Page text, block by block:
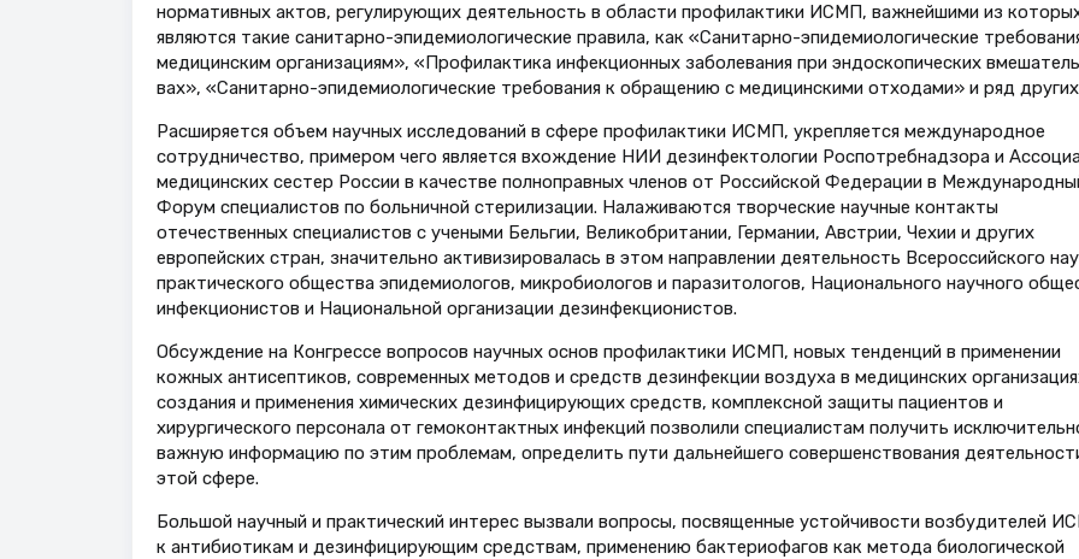
нормативных актов, регулирующих деятельность в области профилактики ИСМП, важнейшими из
являются такие санитарно-эпидемиологические правила, как «Санитарно-эпидемиологические
медицинским организациям», «Профилактика инфекционных заболевания при эндоскопических
вах», «Санитарно-эпидемиологические требования к обращению с медицинскими отходами» и ряд
Расширяется объем научных исследований в сфере профилактики ИСМП, укрепляется международное
сотрудничество, примером чего является вхождение НИИ дезинфектологии Роспотребнадзора и
медицинских сестер России в качестве полноправных членов от Российской Федерации в
Форум специалистов по больничной стерилизации. Налаживаются творческие научные контакты
отечественных специалистов с учеными Бельгии, Великобритании, Германии, Австрии, Чехии и других
европейских стран, значительно активизировалась в этом направлении деятельность Всероссийского
практического общества эпидемиологов, микробиологов и паразитологов, Национального научного
инфекционистов и Национальной организации дезинфекционистов.
Обсуждение на Конгрессе вопросов научных основ профилактики ИСМП, новых тенденций в применении
кожных антисептиков, современных методов и средств дезинфекции воздуха в медицинских
создания и применения химических дезинфицирующих средств, комплексной защиты пациентов и
хирургического персонала от гемоконтактных инфекций позволили специалистам получить
важную информацию по этим проблемам, определить пути дальнейшего совершенствования
этой сфере.
Большой научный и практический интерес вызвали вопросы, посвященные устойчивости возбудителей
к антибиотикам и дезинфицирующим средствам, применению бактериофагов как метода биологической